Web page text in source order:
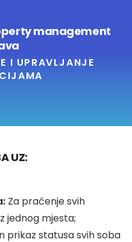
management
I UPRAVLJANJE
UZ:
Za praćenje svih
jednog mjesta;
prikaz statusa svih soba